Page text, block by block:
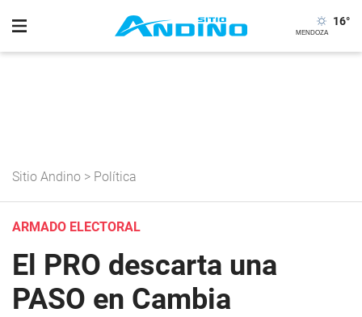
16°
Sitio Andino > Política
ARMADO ELECTORAL
El PRO descarta una
PASO en Cambia